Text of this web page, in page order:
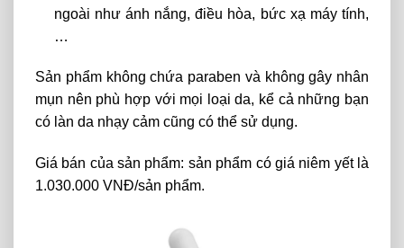
ngoài như ánh nắng, điều hòa, bức xạ máy tính,
…
Sản phẩm không chứa paraben và không gây nhân
mụn nên phù hợp với mọi loại da, kể cả những bạn
có làn da nhạy cảm cũng có thể sử dụng.
Giá bán của sản phẩm: sản phẩm có giá niêm yết là
1.030.000 VNĐ/sản phẩm.